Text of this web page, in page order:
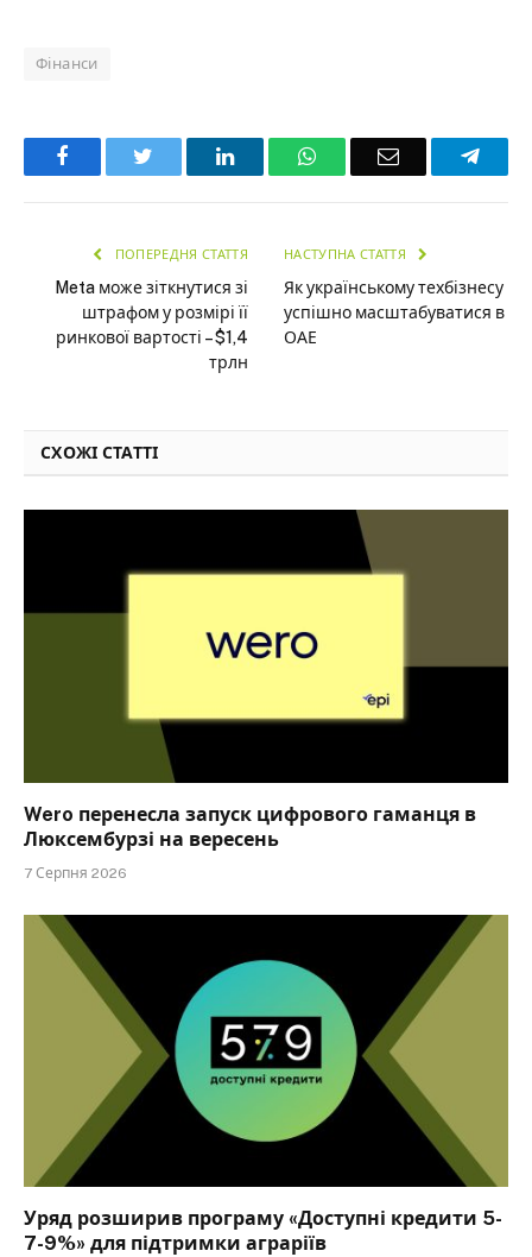
Фінанси
Facebook LinkedInWhatsAppEmail
ПОПЕРЕДНЯ СТАТТЯ
Meta може зіткнутися зі
штрафом у розмірі її
ринкової вартості – $1,4
трлн
НАСТУПНА СТАТТЯ
Як українському техбізнесу
успішно масштабуватися в
ОАЕ
СХОЖІ СТАТТІ
Wero перенесла запуск цифрового гаманця в
Люксембурзі на вересень
7 Серпня 2026
Уряд розширив програму «Доступні кредити 5-
7-9%» для підтримки аграріїв